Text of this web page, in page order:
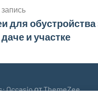
для
и участке
Occasio от ThemeZee.